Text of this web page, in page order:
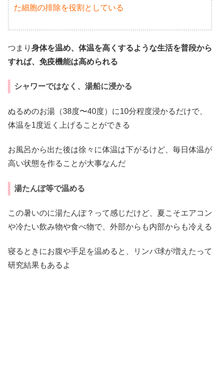
た細胞の排除を役割としている
つまり 身体を温め、体温を高くするような生活を普段から
すれば、免疫機能は高められる
シャワーではなく、湯船に浸かる
ぬるめのお湯（38度〜40度）に10分程度浸かるだけで、
体温を1度近く上げることができる
お風呂から出た後は徐々に体温は下がるけど、毎日体温が
高い状態を作ることが大事なんだ
湯たんぽ等で温める
この暑いのに湯たんぽ？って感じだけど、夏こそエアコン
や冷たい飲み物や食べ物で、外部からも内部からも冷える
寝るときにお腹や手足を温めると、リンパ球が増えたって
研究結果もあるよ